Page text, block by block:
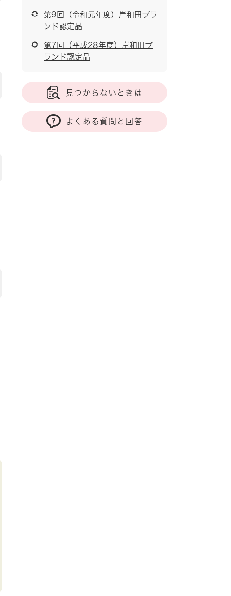
第9回（令和元年度）岸和田ブラ
ンド認定品
第7回（平成28年度）岸和田ブ
ランド認定品
見つからないときは
よくある質問と回答